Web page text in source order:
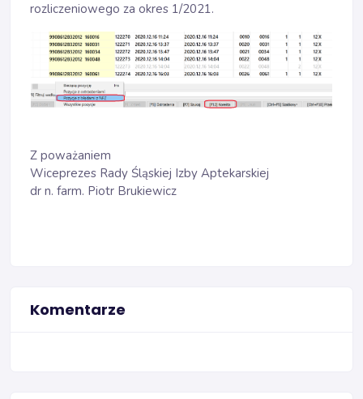
rozliczeniowego za okres 1/2021.
Z poważaniem
Wiceprezes Rady Śląskiej Izby Aptekarskiej
dr n. farm. Piotr Brukiewicz
Komentarze